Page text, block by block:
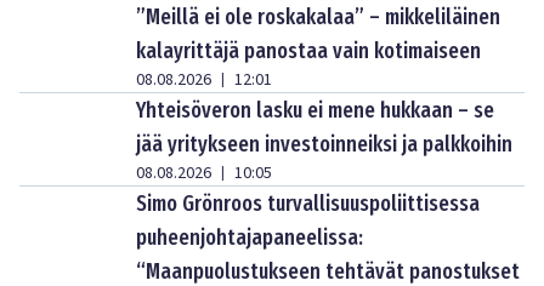
”Meillä ei ole roskakalaa” – mikkeliläinen
kalayrittäjä panostaa vain kotimaiseen
08.08.2026 | 12:01
Yhteisöveron lasku ei mene hukkaan – se
jää yritykseen investoinneiksi ja palkkoihin
08.08.2026 | 10:05
Simo Grönroos turvallisuuspoliittisessa
puheenjohtajapaneelissa:
“Maanpuolustukseen tehtävät panostukset